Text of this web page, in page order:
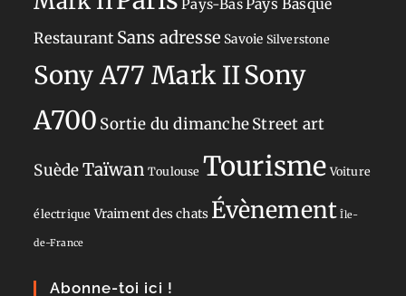
Pays-BasPays Basque
Restaurant Sans adresse Savoie Silverstone
Sony A77 Mark IISony
A700 Sortie du dimancheStreet art
SuèdeTaïwan Toulouse Tourisme Voiture
électrique Vraiment des chats Évènement Île-
de-France
Abonne-toi ici !